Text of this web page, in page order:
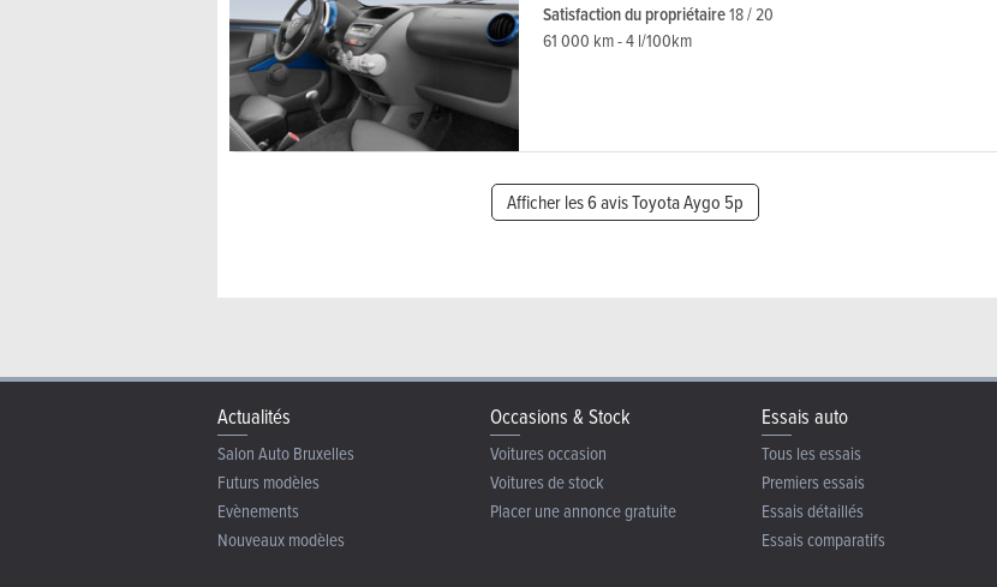
Satisfaction du propriétaire18 / 20
61 000 km - 4 l/100km
Afficher les 6 avis Toyota Aygo 5p
Actualités
Salon Auto Bruxelles
Futurs modèles
Evènements
Nouveaux modèles
Occasions & Stock
Voitures occasion
Voitures de stock
Placer une annonce gratuite
Essais auto
Tous les essais
Premiers essais
Essais détaillés
Essais comparatifs